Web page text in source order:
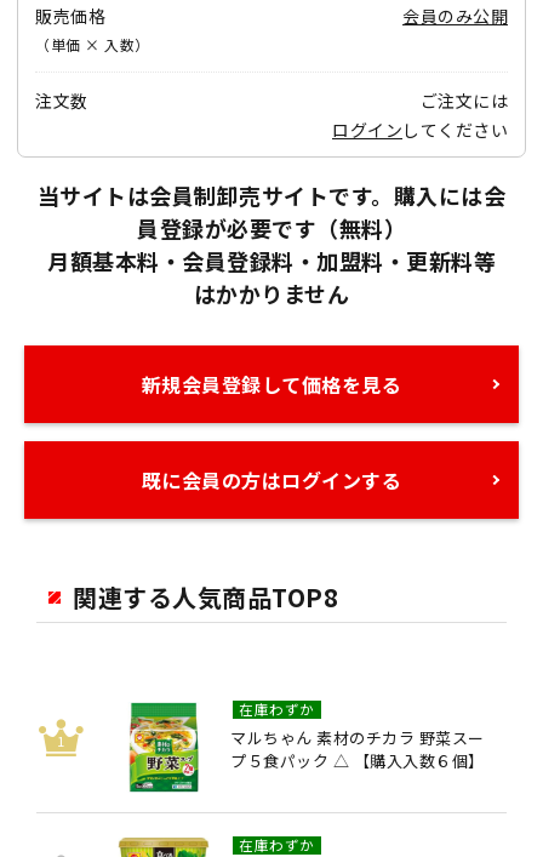
販売価格
（単価 × 入数）
会員のみ公開
注文数
ご注文には
ログイン してください
当サイトは会員制卸売サイトです。購入には会
員登録が必要です（無料）
月額基本料・会員登録料・加盟料・更新料等
はかかりません
新規会員登録して価格を見る
既に会員の方はログインする
関連する人気商品TOP8
マルちゃん 素材のチカラ 野菜スー
プ５食パック △ 【購入入数６個】
在庫わずか
在庫わずか